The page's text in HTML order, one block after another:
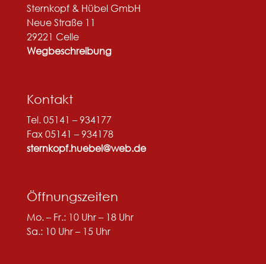
Sternkopf & Hübel GmbH
Neue Straße 11
29221 Celle
Wegbeschreibung
Kontakt
Tel. 05141 – 934177
Fax 05141 – 934178
sternkopf.huebel@web.de
Öffnungszeiten
Mo. – Fr.: 10 Uhr – 18 Uhr
Sa.: 10 Uhr – 15 Uhr